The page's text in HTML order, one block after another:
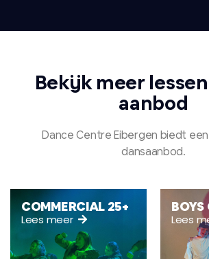
Bekijk meer
aanbod​
Dance Centre Eibergen biedt
dansaanbod.
COMMERCIAL 25+
Lees meer
BOYS
Lees